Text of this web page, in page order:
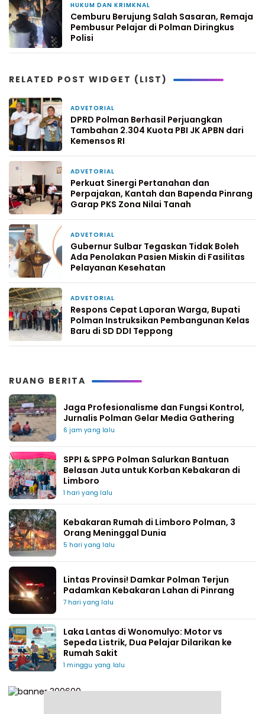
HUKUM DAN KRIMKNAL
Cemburu Berujung Salah Sasaran, Remaja
Pembusur Pelajar di Polman Diringkus
Polisi
RELATED POST WIDGET (LIST)
ADVETORIAL
DPRD Polman Berhasil Perjuangkan
Tambahan 2.304 Kuota PBI JK APBN dari
Kemensos RI
ADVETORIAL
Perkuat Sinergi Pertanahan dan
Perpajakan, Kantah dan Bapenda Pinrang
Garap PKS Zona Nilai Tanah
ADVETORIAL
Gubernur Sulbar Tegaskan Tidak Boleh
Ada Penolakan Pasien Miskin di Fasilitas
Pelayanan Kesehatan
ADVETORIAL
Respons Cepat Laporan Warga, Bupati
Polman Instruksikan Pembangunan Kelas
Baru di SD DDI Teppong
RUANG BERITA
Jaga Profesionalisme dan Fungsi Kontrol,
Jurnalis Polman Gelar Media Gathering
6 jam yang lalu
SPPI & SPPG Polman Salurkan Bantuan
Belasan Juta untuk Korban Kebakaran di
Limboro
1 hari yang lalu
Kebakaran Rumah di Limboro Polman, 3
Orang Meninggal Dunia
5 hari yang lalu
Lintas Provinsi! Damkar Polman Terjun
Padamkan Kebakaran Lahan di Pinrang
7 hari yang lalu
Laka Lantas di Wonomulyo: Motor vs
Sepeda Listrik, Dua Pelajar Dilarikan ke
Rumah Sakit
1 minggu yang lalu